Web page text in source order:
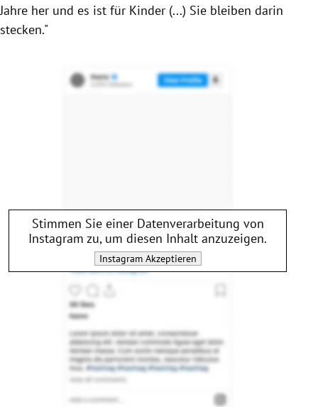
Jahre her und es ist für Kinder (...) Sie bleiben darin
stecken."
Stimmen Sie einer Datenverarbeitung von
Instagram zu, um diesen Inhalt anzuzeigen.
InstagramAkzeptieren